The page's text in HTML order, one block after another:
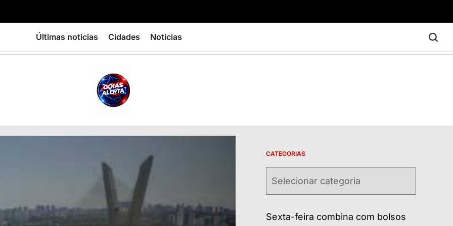
Últimas notícias Cidades Notícias
CATEGORIAS
Sexta-feira combina com bolsos